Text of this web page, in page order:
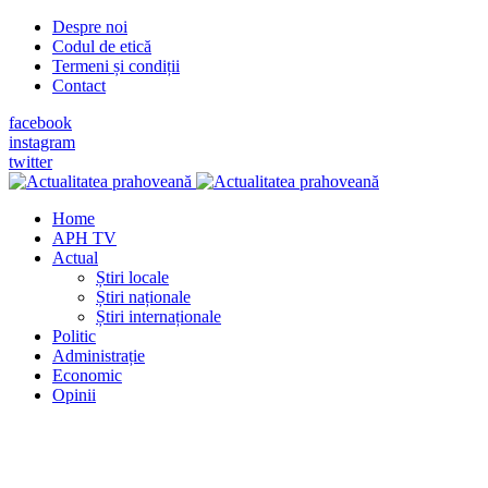
Despre noi
Codul de etică
Termeni și condiții
Contact
facebook
instagram
twitter
Home
APH TV
Actual
Știri locale
Știri naționale
Știri internaționale
Politic
Administrație
Economic
Opinii